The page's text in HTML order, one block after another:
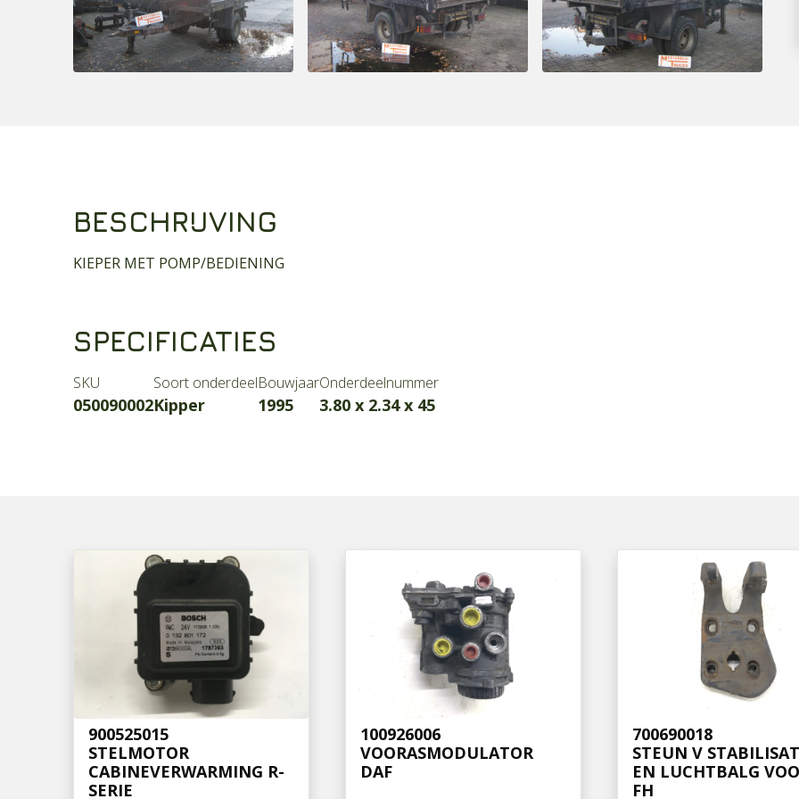
BESCHRIJVING
KIEPER MET POMP/BEDIENING
SPECIFICATIES
SKU
050090002
Soort onderdeel
Kipper
Bouwjaar
1995
Onderdeelnummer
3.80 x 2.34 x 45
900525015
STELMOTOR
CABINEVERWARMING R-
SERIE
100926006
VOORASMODULATOR
DAF
700690018
STEUN V
EN LUCHTBALG
FH